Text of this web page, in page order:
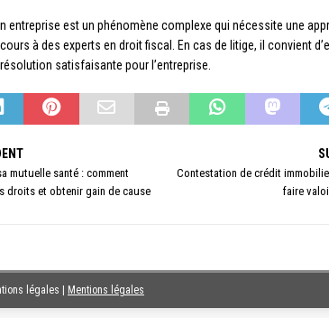
entreprise est un phénomène complexe qui nécessite une
à des experts en droit fiscal. En cas de litige, il convient
satisfaisante pour l’entreprise.
mutuelle santé : comment
droits et obtenir gain de cause
Contestation de crédit
faire
légales Mentions légales